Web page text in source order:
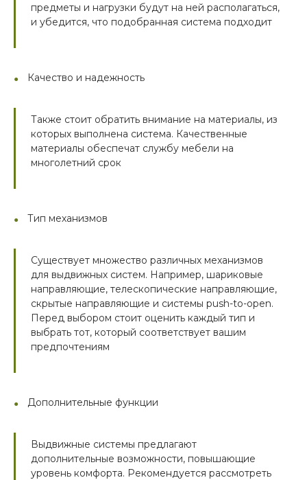
предметы и нагрузки будут на ней располагаться,
и убедится, что подобранная система подходит
Качество и надежность
Также стоит обратить внимание на материалы, из
которых выполнена система. Качественные
материалы обеспечат службу мебели на
многолетний срок
Тип механизмов
Существует множество различных механизмов
для выдвижных систем. Например, шариковые
направляющие, телескопические направляющие,
скрытые направляющие и системы push-to-open.
Перед выбором стоит оценить каждый тип и
выбрать тот, который соответствует вашим
предпочтениям
Дополнительные функции
Выдвижные системы предлагают
дополнительные возможности, повышающие
уровень комфорта. Рекомендуется рассмотреть